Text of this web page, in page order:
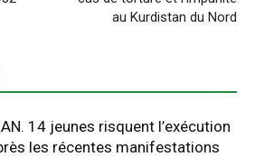
au Kurdistan du Nord
14 jeunes risquent l’exécution
les récentes manifestations